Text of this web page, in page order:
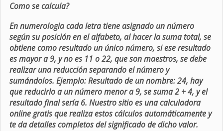
Como se calcula?
En numerologia cada letra tiene asignado un número
según su posición en el alfabeto, al hacer la suma total, se
obtiene como resultado un único número, si ese resultado
es mayor a 9, y no es 11 o 22, que son maestros, se debe
realizar una reducción separando el número y
sumándolos. Ejemplo: Resultado de un nombre: 24, hay
que reducirlo a un número menor a 9, se suma 2 + 4, y el
resultado final sería 6. Nuestro sitio es una calculadora
online gratis que realiza estos cálculos automáticamente y
te da detalles completos del significado de dicho valor.